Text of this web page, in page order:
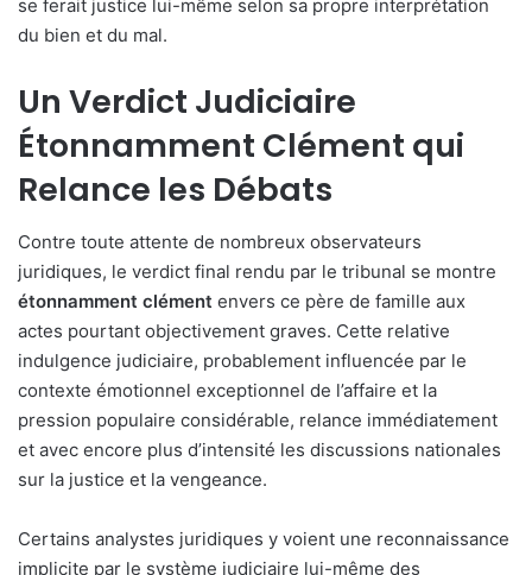
se ferait justice lui-même selon sa propre interprétation
du bien et du mal.
Un Verdict Judiciaire
Étonnamment Clément qui
Relance les Débats
Contre toute attente de nombreux observateurs
juridiques, le verdict final rendu par le tribunal se montre
étonnamment clément envers ce père de famille aux
actes pourtant objectivement graves. Cette relative
indulgence judiciaire, probablement influencée par le
contexte émotionnel exceptionnel de l’affaire et la
pression populaire considérable, relance immédiatement
et avec encore plus d’intensité les discussions nationales
sur la justice et la vengeance.
Certains analystes juridiques y voient une reconnaissance
implicite par le système judiciaire lui-même des